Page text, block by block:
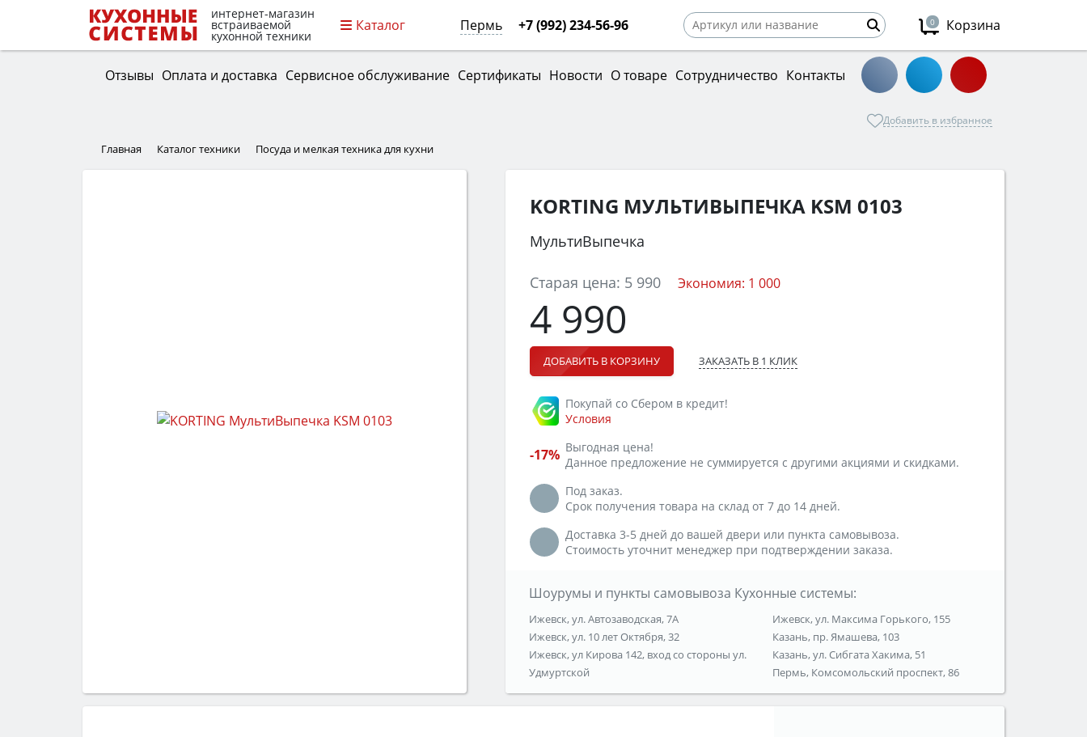
интернет-магазин
встраиваемой
кухонной техники
Каталог Пермь +7 (992) 234-56-96 0 Корзина
Отзывы Оплата и доставка Сервисное обслуживание Сертификаты Новости О товаре Сотрудничество Контакты
Добавить в избранное
Главная Каталог техники Посуда и мелкая техника для кухни
KORTING МУЛЬТИВЫПЕЧКА KSM 0103
МультиВыпечка
Старая цена: 5 990 Экономия: 1 000
4 990
ДОБАВИТЬ В КОРЗИНУ ЗАКАЗАТЬ В 1 КЛИК
Покупай со Сбером в кредит!
Условия
-17% Выгодная цена!
Данное предложение не суммируется с другими акциями и скидками.
Под заказ.
Срок получения товара на склад от 7 до 14 дней.
Доставка 3-5 дней до вашей двери или пункта самовывоза.
Стоимость уточнит менеджер при подтверждении заказа.
Шоурумы и пункты самовывоза Кухонные системы:
Ижевск, ул. Автозаводская, 7А
Ижевск, ул. 10 лет Октября, 32
Ижевск, ул Кирова 142, вход со стороны ул.
Удмуртской
Ижевск, ул. Максима Горького, 155
Казань, пр. Ямашева, 103
Казань, ул. Сибгата Хакима, 51
Пермь, Комсомольский проспект, 86